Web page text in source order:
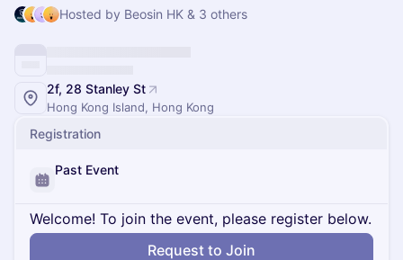
Hosted by Beosin HK & 3 others
2f, 28 Stanley St
Hong Kong Island, Hong Kong
Registration
Past Event
Welcome! To join the event, please register below.
Request to Join